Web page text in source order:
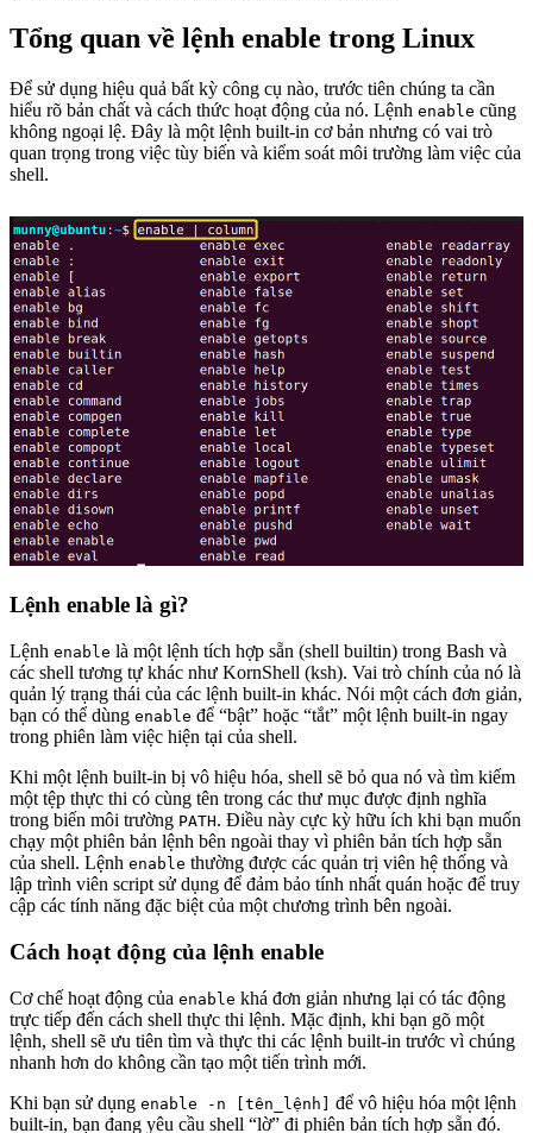
Tổng quan về lệnh enable trong Linux
Để sử dụng hiệu quả bất kỳ công cụ nào, trước tiên chúng ta cần
hiểu rõ bản chất và cách thức hoạt động của nó. Lệnh enable cũng
không ngoại lệ. Đây là một lệnh built-in cơ bản nhưng có vai trò
quan trọng trong việc tùy biến và kiểm soát môi trường làm việc của
shell.
Lệnh enable là gì?
Lệnh enable là một lệnh tích hợp sẵn (shell builtin) trong Bash và
các shell tương tự khác như KornShell (ksh). Vai trò chính của nó là
quản lý trạng thái của các lệnh built-in khác. Nói một cách đơn giản,
bạn có thể dùng enable để “bật” hoặc “tắt” một lệnh built-in ngay
trong phiên làm việc hiện tại của shell.
Khi một lệnh built-in bị vô hiệu hóa, shell sẽ bỏ qua nó và tìm kiếm
một tệp thực thi có cùng tên trong các thư mục được định nghĩa
trong biến môi trường PATH. Điều này cực kỳ hữu ích khi bạn muốn
chạy một phiên bản lệnh bên ngoài thay vì phiên bản tích hợp sẵn
của shell. Lệnh enable thường được các quản trị viên hệ thống và
lập trình viên script sử dụng để đảm bảo tính nhất quán hoặc để truy
cập các tính năng đặc biệt của một chương trình bên ngoài.
Cách hoạt động của lệnh enable
Cơ chế hoạt động của enable khá đơn giản nhưng lại có tác động
trực tiếp đến cách shell thực thi lệnh. Mặc định, khi bạn gõ một
lệnh, shell sẽ ưu tiên tìm và thực thi các lệnh built-in trước vì chúng
nhanh hơn do không cần tạo một tiến trình mới.
Khi bạn sử dụng enable -n [tên_lệnh] để vô hiệu hóa một lệnh
built-in, bạn đang yêu cầu shell “lờ” đi phiên bản tích hợp sẵn đó.